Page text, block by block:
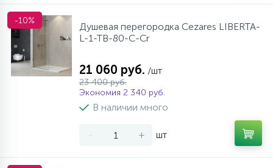
-10%
Душевая перегородка Cezares LIBERTA-
L-1-TB-80-C-Cr
21 060 руб. /шт
23 400 руб.
Экономия 2 340 руб.
В наличии много
- + шт